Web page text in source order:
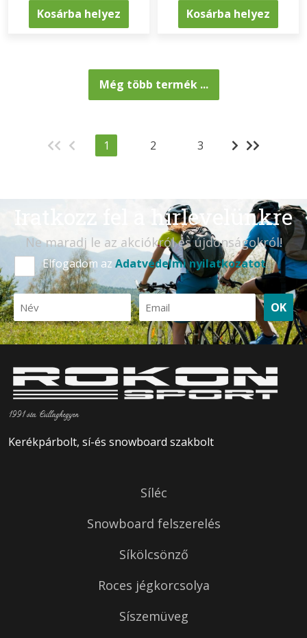
Kosárba helyez Kosárba helyez
Még több termék ...
1 2 3
Iratkozz fel a hírlevelünkre
Ne maradj le az akciókról és újdonságokról!
Elfogadom az Adatvédelmi nyilatkozatot
OK
1991 óta Csillaghegyen
Kerékpárbolt, sí-és snowboard szakbolt
Síléc
Snowboard felszerelés
Síkölcsönző
Roces jégkorcsolya
Síszemüveg